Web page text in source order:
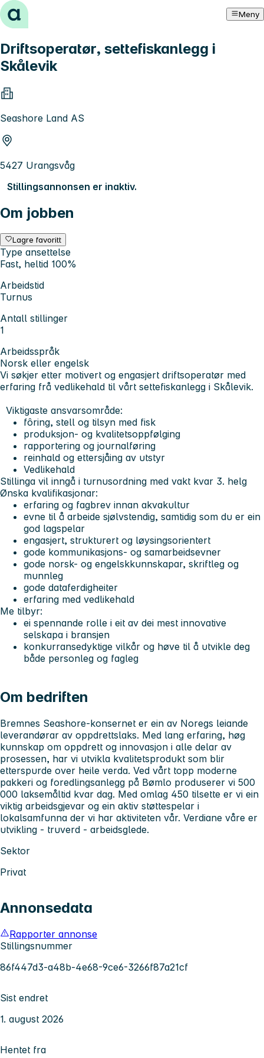
Hopp til innhold Meny
Driftsoperatør, settefiskanlegg i
Skålevik
Seashore Land AS
5427 Urangsvåg
Stillingsannonsen er inaktiv.
Om jobben
Lagre favoritt
Type ansettelse
Fast, heltid 100%
Arbeidstid
Turnus
Antall stillinger
1
Arbeidsspråk
Norsk eller engelsk
Vi søkjer etter motivert og engasjert driftsoperatør med
erfaring frå vedlikehald til vårt settefiskanlegg i Skålevik.
Viktigaste ansvarsområde:
fôring, stell og tilsyn med fisk
produksjon- og kvalitetsoppfølging
rapportering og journalføring
reinhald og ettersjåing av utstyr
Vedlikehald
Stillinga vil inngå i turnusordning med vakt kvar 3. helg
Ønska kvalifikasjonar:
erfaring og fagbrev innan akvakultur
evne til å arbeide sjølvstendig, samtidig som du er ein
god lagspelar
engasjert, strukturert og løysingsorientert
gode kommunikasjons- og samarbeidsevner
gode norsk- og engelskkunnskapar, skriftleg og
munnleg
gode dataferdigheiter
erfaring med vedlikehald
Me tilbyr:
ei spennande rolle i eit av dei mest innovative
selskapa i bransjen
konkurransedyktige vilkår og høve til å utvikle deg
både personleg og fagleg
Om bedriften
Bremnes Seashore-konsernet er ein av Noregs leiande
leverandørar av oppdrettslaks. Med lang erfaring, høg
kunnskap om oppdrett og innovasjon i alle delar av
prosessen, har vi utvikla kvalitetsprodukt som blir
etterspurde over heile verda. Ved vårt topp moderne
pakkeri og foredlingsanlegg på Bømlo produserer vi 500
000 laksemåltid kvar dag. Med omlag 450 tilsette er vi ein
viktig arbeidsgjevar og ein aktiv støttespelar i
lokalsamfunna der vi har aktiviteten vår. Verdiane våre er
utvikling - truverd - arbeidsglede.
Sektor
Privat
Annonsedata
Rapporter annonse
Stillingsnummer
86f447d3-a48b-4e68-9ce6-3266f87a21cf
Sist endret
1. august 2026
Hentet fra